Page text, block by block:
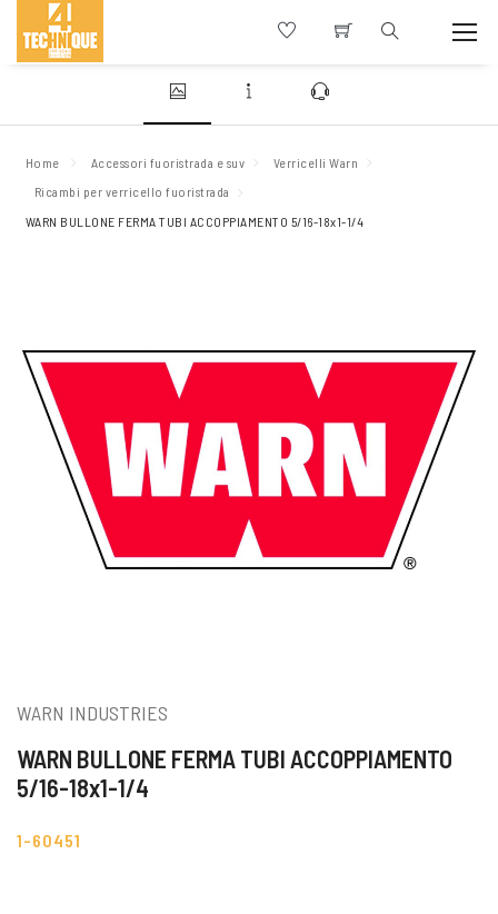
Home Accessori fuoristrada e suv
Verricelli Warn
Ricambi per verricello fuoristrada
WARN BULLONE FERMA TUBI ACCOPPIAMENTO 5/16-18x1-1/4
WARN INDUSTRIES
WARN BULLONE FERMA TUBI ACCOPPIAMENTO
5/16-18x1-1/4
1-60451